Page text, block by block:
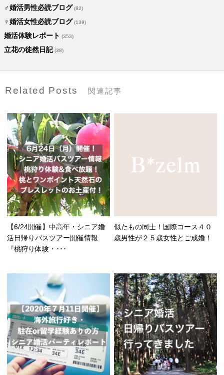
♂婚活男性必読ブログ (82)
♀婚活女性必読ブログ (139)
婚活体験レポート (353)
立花の徒然日記(38)
Related Posts 関連記事
【6/24開催】中高年・シニア婚
活日帰りバスツアー開催情報
『桃狩り体験・･･･
似たもの同士！国際コース４０
歳男性が２５歳女性とご成婚！